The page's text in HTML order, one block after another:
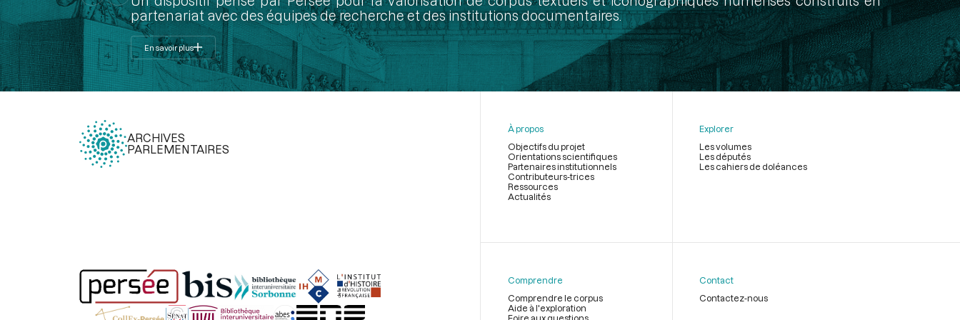
partenariat avec des équipes de recherche et des institutions documentaires.
En savoir plus
ARCHIVES
PARLEMENTAIRES
page
À propos
Objectifs du projet
Orientations scientifiques
Partenaires institutionnels
Contributeurs-trices
Ressources
Actualités
Explorer
Les volumes
Les députés
Les cahiers de doléances
Comprendre
Comprendre le corpus
Aide à l'exploration
Foire aux questions
Contact
Contactez-nous